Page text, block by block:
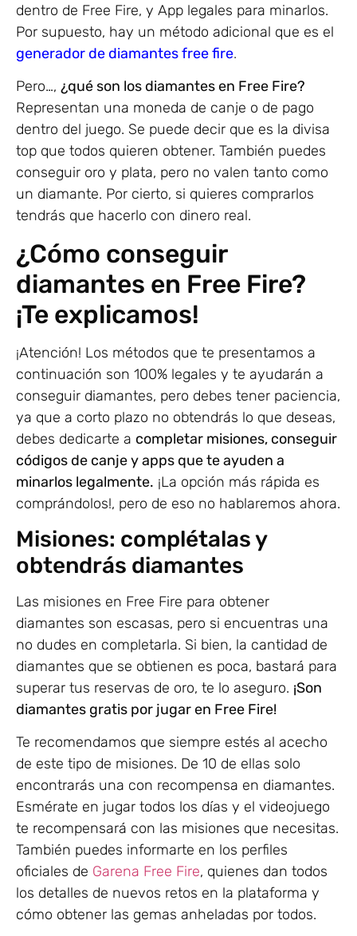
dentro de Free Fire, y App legales para minarlos.
Por supuesto, hay un método adicional que es el
generador de diamantes free fire.
Pero…, ¿qué son los diamantes en Free Fire?
Representan una moneda de canje o de pago
dentro del juego. Se puede decir que es la divisa
top que todos quieren obtener. También puedes
conseguir oro y plata, pero no valen tanto como
un diamante. Por cierto, si quieres comprarlos
tendrás que hacerlo con dinero real.
¿Cómo conseguir
diamantes en Free Fire?
¡Te explicamos!
¡Atención! Los métodos que te presentamos a
continuación son 100% legales y te ayudarán a
conseguir diamantes, pero debes tener paciencia,
ya que a corto plazo no obtendrás lo que deseas,
debes dedicarte a completar misiones, conseguir
códigos de canje y apps que te ayuden a
minarlos legalmente. ¡La opción más rápida es
comprándolos!, pero de eso no hablaremos ahora.
Misiones: complétalas y
obtendrás diamantes
Las misiones en Free Fire para obtener
diamantes son escasas, pero si encuentras una
no dudes en completarla. Si bien, la cantidad de
diamantes que se obtienen es poca, bastará para
superar tus reservas de oro, te lo aseguro. ¡Son
diamantes gratis por jugar en Free Fire!
Te recomendamos que siempre estés al acecho
de este tipo de misiones. De 10 de ellas solo
encontrarás una con recompensa en diamantes.
Esmérate en jugar todos los días y el videojuego
te recompensará con las misiones que necesitas.
También puedes informarte en los perfiles
oficiales de Garena Free Fire, quienes dan todos
los detalles de nuevos retos en la plataforma y
cómo obtener las gemas anheladas por todos.